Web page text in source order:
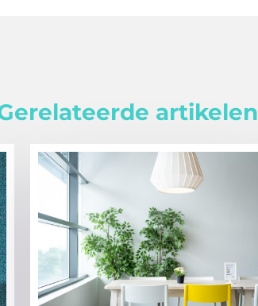
artikelen